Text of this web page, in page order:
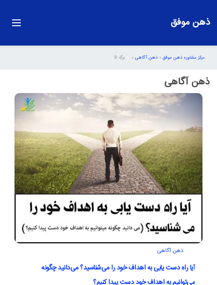
ذهن موفق
مرکز مشاوره ذهن موفق » ذهن آگاهی » برگه 5
ذهن آگاهی
ذهن آگاهی
آیا راه دست یابی به اهداف خود را می‌شناسید؟ می‌دانید چگونه